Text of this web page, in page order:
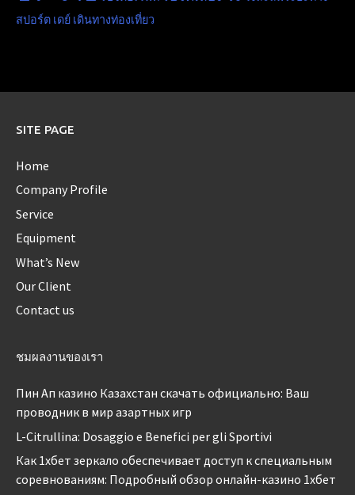
สปอร์ต เดย์ เดินทางท่องเที่ยว
SITE PAGE
Home
Company Profile
Service
Equipment
What’s New
Our Client
Contact us
ชมผลงานของเรา
Пин Ап казино Казахстан скачать официально: Ваш
проводник в мир азартных игр
L-Citrullina: Dosaggio e Benefici per gli Sportivi
Как 1хбет зеркало обеспечивает доступ к специальным
соревнованиям: Подробный обзор онлайн-казино 1хбет